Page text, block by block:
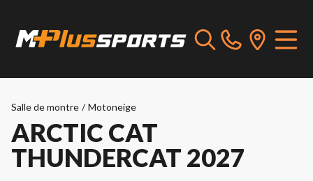
Salle de montre / Motoneige
ARCTIC CAT
THUNDERCAT 2027